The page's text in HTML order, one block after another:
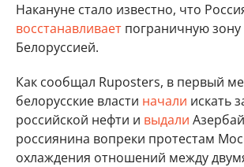
Накануне стало известно, что
восстанавливает пограничную зону
Белоруссией.
Как сообщал Ruposters, в первый
белорусские власти начали искать
российской нефти и выдали
россиянина вопреки протестам
охлаждения отношений между